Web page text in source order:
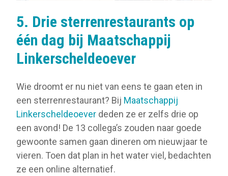
5. Drie sterrenrestaurants op
één dag bij Maatschappij
Linkerscheldeoever
Wie droomt er nu niet van eens te gaan eten in
een sterrenrestaurant? Bij Maatschappij
Linkerscheldeoever deden ze er zelfs drie op
een avond! De 13 collega’s zouden naar goede
gewoonte samen gaan dineren om nieuwjaar te
vieren. Toen dat plan in het water viel, bedachten
ze een online alternatief.